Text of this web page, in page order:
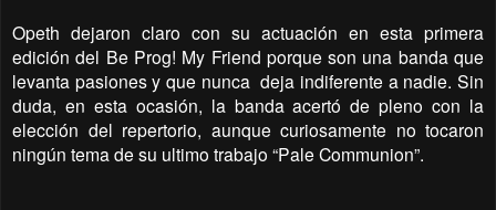
Opeth dejaron claro con su actuación en esta primera
edición del Be Prog! My Friend porque son una banda que
levanta pasiones y que nunca deja indiferente a nadie. Sin
duda, en esta ocasión, la banda acertó de pleno con la
elección del repertorio, aunque curiosamente no tocaron
ningún tema de su ultimo trabajo “Pale Communion”.